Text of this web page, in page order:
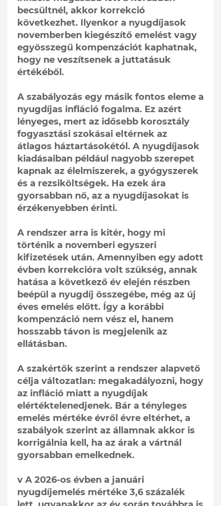
becsültnél, akkor korrekció
következhet. Ilyenkor a nyugdíjasok
novemberben kiegészítő emelést vagy
egyösszegű kompenzációt kaphatnak,
hogy ne veszítsenek a juttatásuk
értékéből.
A szabályozás egy másik fontos eleme a
nyugdíjas infláció fogalma. Ez azért
lényeges, mert az idősebb korosztály
fogyasztási szokásai eltérnek az
átlagos háztartásokétól. A nyugdíjasok
kiadásaiban például nagyobb szerepet
kapnak az élelmiszerek, a gyógyszerek
és a rezsiköltségek. Ha ezek ára
gyorsabban nő, az a nyugdíjasokat is
érzékenyebben érinti.
A rendszer arra is kitér, hogy mi
történik a novemberi egyszeri
kifizetések után. Amennyiben egy adott
évben korrekcióra volt szükség, annak
hatása a következő év elején részben
beépül a nyugdíj összegébe, még az új
éves emelés előtt. Így a korábbi
kompenzáció nem vész el, hanem
hosszabb távon is megjelenik az
ellátásban.
A szakértők szerint a rendszer alapvető
célja változatlan: megakadályozni, hogy
az infláció miatt a nyugdíjak
elértéktelenedjenek. Bár a tényleges
emelés mértéke évről évre eltérhet, a
szabályok szerint az államnak akkor is
korrigálnia kell, ha az árak a vártnál
gyorsabban emelkednek.
v A 2026-os évben a januári
nyugdíjemelés mértéke 3,6 százalék